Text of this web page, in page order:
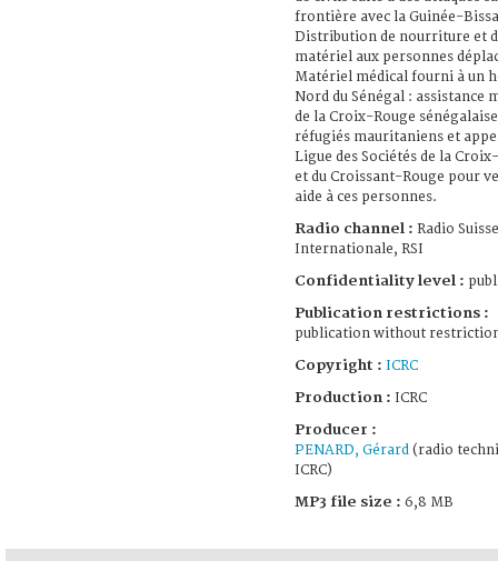
frontière avec la Guinée-
Distribution de nourriture et
matériel aux personnes
Matériel médical fourni à un
Nord du Sénégal : assistance
de la Croix-Rouge sénégalaise
réfugiés mauritaniens et
Ligue des Sociétés de la
et du Croissant-Rouge pour
aide à ces personnes.
Radio channel : Radio Suisse
Internationale, RSI
Confidentiality level :
Publication restrictions :
publication without
Copyright : ICRC
Production : ICRC
Producer :
PENARD, Gérard(radio
ICRC)
MP3 file size : 6,8 MB